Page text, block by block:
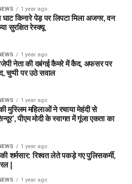
1 year ago
घाट किनारे पेड़ पर लिपटा मिला अजगर, वन
सुरक्षित रेस्क्यू
1 year ago
बीजेपी नेता की दबंगई कैमरे में कैद, अफसर पर
चुप्पी पर उठे सवाल
1 year ago
मुस्लिम महिलाओं ने रचाया मेहंदी से
पीएम मोदी के स्वागत में गूंजा एकता का
1 year ago
शर्मसार: रिश्वत लेते पकड़े गए पुलिसकर्मी,
|
1 year ago